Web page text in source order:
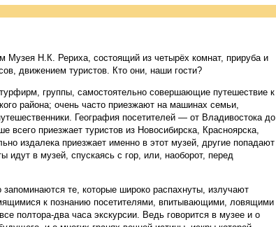
Н.К. Рериха, состоящий из четырёх комнат, прируба и
движением туристов. Кто они, наши гости?
группы, самостоятельно совершающие путешествие к
района; очень часто приезжают на машинах семьи,
География посетителей — от Владивостока до
приезжает туристов из Новосибирска, Красноярска,
издалека приезжает именно в этот музей, другие попадают
идут в музей, спускаясь с гор, или, наоборот, перед
те, которые широко распахнуты, излучают
к познанию посетителями, впитывающими, ловящими
полтора-два часа экскурсии. Ведь говорится в музее и о